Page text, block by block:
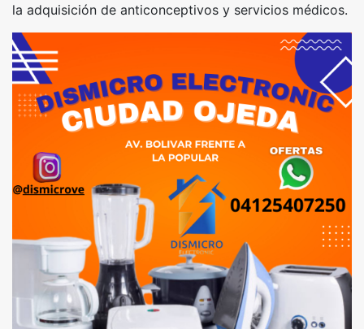
la adquisición de anticonceptivos y servicios médicos.